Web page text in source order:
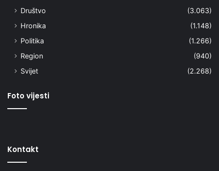
Društvo
(3.063)
Hronika
(1.148)
Politika
(1.266)
Region
(940)
Svijet
(2.268)
Foto vijesti
Kontakt